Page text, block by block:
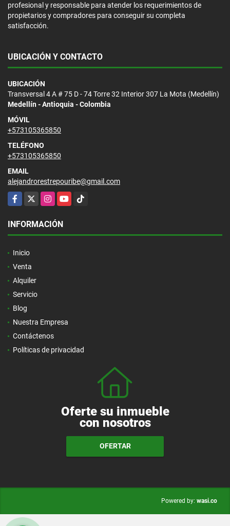
profesional y responsable para atender los requerimientos de
propietarios y compradores para conseguir su completa
satisfacción.
UBICACIÓN Y CONTACTO
UBICACIÓN
Transversal 4 A # 75 D - 74 Torre 32 Interior 307 La Mota (Medellín)
Medellín - Antioquia - Colombia
MÓVIL
+573105365850
TELÉFONO
+573105365850
EMAIL
alejandrorestrepouribe@gmail.com
Facebook
X InstagramYouTubeTikTok
INFORMACIÓN
Inicio
Venta
Alquiler
Servicio
Blog
Nuestra Empresa
Contáctenos
Políticas de privacidad
Oferte su inmueble
con nosotros
OFERTAR
Powered by: wasi.co